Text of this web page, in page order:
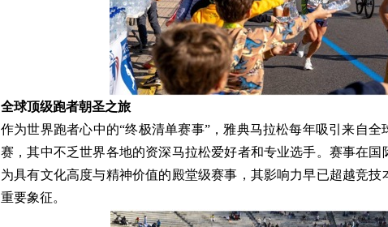
全球顶级跑者朝圣之旅
作为世界跑者心中的“终极清单赛事”，雅典马拉松每年吸引来自
赛，其中不乏世界各地的资深马拉松爱好者和专业选手。赛事在
为具有文化高度与精神价值的殿堂级赛事，其影响力早已超越竞技
重要象征。